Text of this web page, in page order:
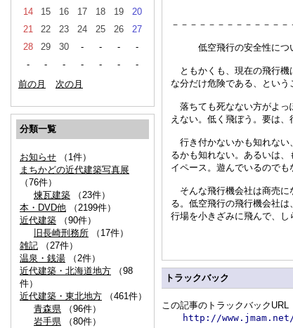
14
15 16 17 18 19
20
21
22 23 24 25 26
27
28
29 30 - - -
-
-
- - - - -
-
前の月
次の月
分類一覧
お知らせ （1件）
まちかどの近代建築写真展
（76件）
煉瓦建築 （23件）
本・DVD他 （2199件）
近代建築 （90件）
旧長崎刑務所 （17件）
雑記 （27件）
温泉・銭湯 （2件）
近代建築・北海道地方 （98
件）
近代建築・東北地方 （461件）
青森県 （96件）
岩手県 （80件）
－－－－－－－－－－－－
低空飛行の安全性につ
ともかくも、現在の飛行機
な分だけ危険である、という
落ちても死なない方がよっ
えない。低く飛ぼう。要は、
行き付かないかも知れない
るかも知れない。あるいは
イペース。遊んでいるので
そんな飛行機会社は商売に
る。低空飛行の飛行機会社
行場を小きざみに飛んで、し
トラックバック
この記事のトラックバックURL
http://